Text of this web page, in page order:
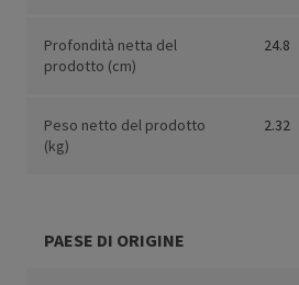
Profondità netta del
prodotto (cm)
24.8
Peso netto del prodotto
(kg)
2.32
PAESE DI ORIGINE